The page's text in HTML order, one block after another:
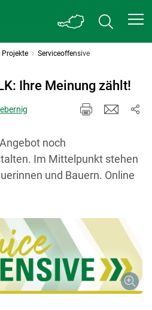
Serviceoffensive
Ihre Meinung zählt!
noch
Im Mittelpunkt stehen
und Bauern. Online